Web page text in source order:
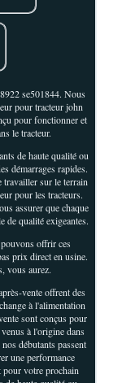
se501844. Nous
pour tracteur john
pour fonctionner et
le tracteur.
de haute qualité ou
démarrages rapides.
travailler sur le terrain
pour les tracteurs.
assurer que chaque
de qualité exigeantes.
offrir ces
prix direct en usine.
vous aurez.
vente offrent des
à l'alimentation
sont conçus pour
à l'origine dans
débutants passent
une performance
votre prochain